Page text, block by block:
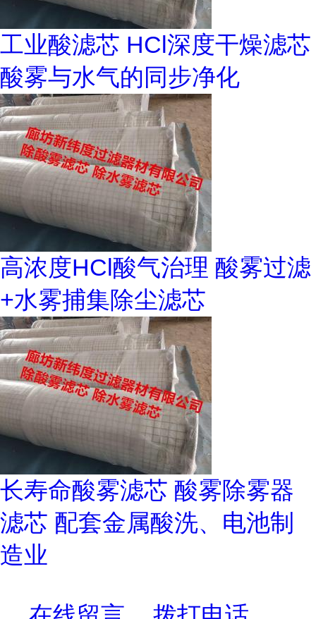
工业酸滤芯 HCl深度干燥滤芯
酸雾与水气的同步净化
高浓度HCl酸气治理 酸雾过滤
+水雾捕集除尘滤芯
长寿命酸雾滤芯 酸雾除雾器
滤芯 配套金属酸洗、电池制
造业